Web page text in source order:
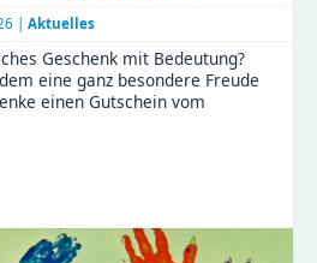
| Aktuelles
Geschenk mit Bedeutung?
eine ganz besondere Freude
einen Gutschein vom